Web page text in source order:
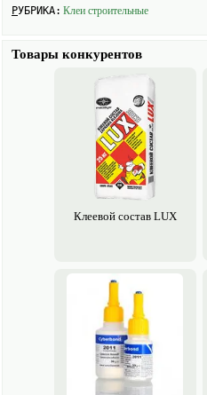
РУБРИКА: Клеи строительные
Товары конкурентов
Клеевой состав LUX